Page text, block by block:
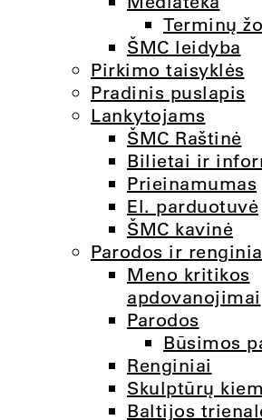
Terminų
ŠMC leidyba
Pirkimo taisyklės
Pradinis puslapis
Lankytojams
ŠMC Raštinė
Bilietai ir
Prieinamumas
El. parduotuvė
ŠMC kavinė
Parodos ir
Meno kritikos
apdovanojimai
Parodos
Būsimos
Renginiai
Skulptūrų
Baltijos